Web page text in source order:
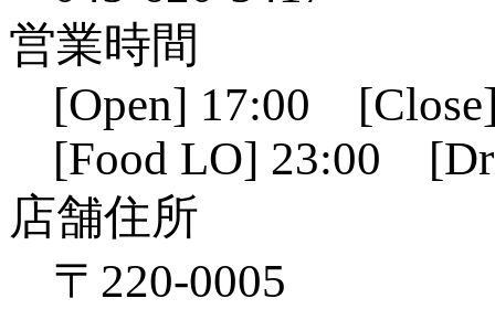
営業時間
[Open] 17:00
[Food LO] 23:00
店舗住所
〒220-0005